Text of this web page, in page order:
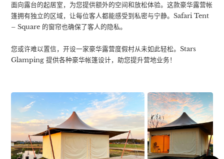
面向露台的起居室，为您提供额外的空间和放松体验。这款豪华露营帐
篷拥有独立的区域，让每位客人都能感受到私密与宁静。Safari Tent
– Square 的窗帘也确保了客人的隐私。
您或许难以置信，开设一家豪华露营度假村从未如此轻松。Stars
Glamping 提供各种豪华帐篷设计，助您提升营地业务！